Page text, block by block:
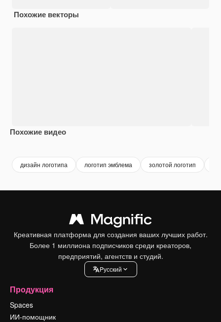
Похожие векторы
Похожие видео
дизайн логотипа логотип эмблема золотой логотип
Креативная платформа для создания ваших лучших работ.
Более 1 миллиона подписчиков среди креаторов,
предприятий, агентств и студий.
Pусский
Продукция
Spaces
ИИ-помощник